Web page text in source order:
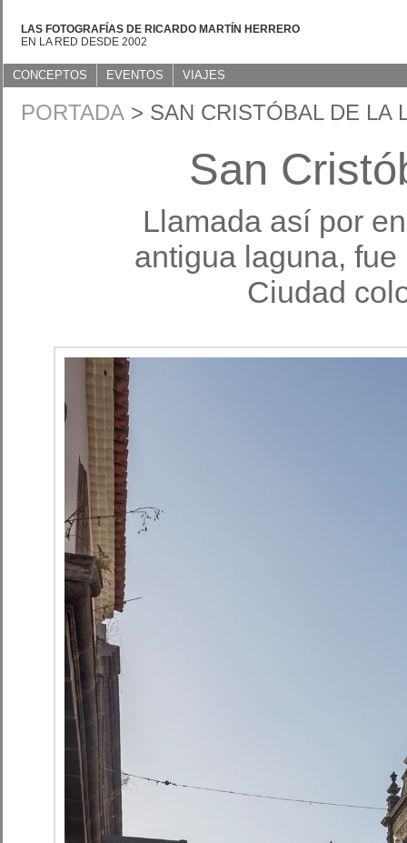
LAS FOTOGRAFÍAS DE RICARDO MARTÍN HERRERO
EN LA RED DESDE 2002
CONCEPTOS EVENTOS VIAJES
PORTADA > SAN CRISTÓBAL DE LA
San
Llamada así por
antigua laguna,
Ciudad